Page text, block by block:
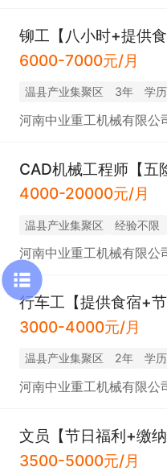
铆工【八小时+提供食
6000-7000元/月
温县产业集聚区 3年 学
河南中业重工机械有限公
CAD机械工程师【五
4000-20000元/月
温县产业集聚区 经验不限
河南中业重工机械有限公
行车工【提供食宿+节
3000-4000元/月
温县产业集聚区 2年 学
河南中业重工机械有限公
文员【节日福利+缴
3500-5000元/月